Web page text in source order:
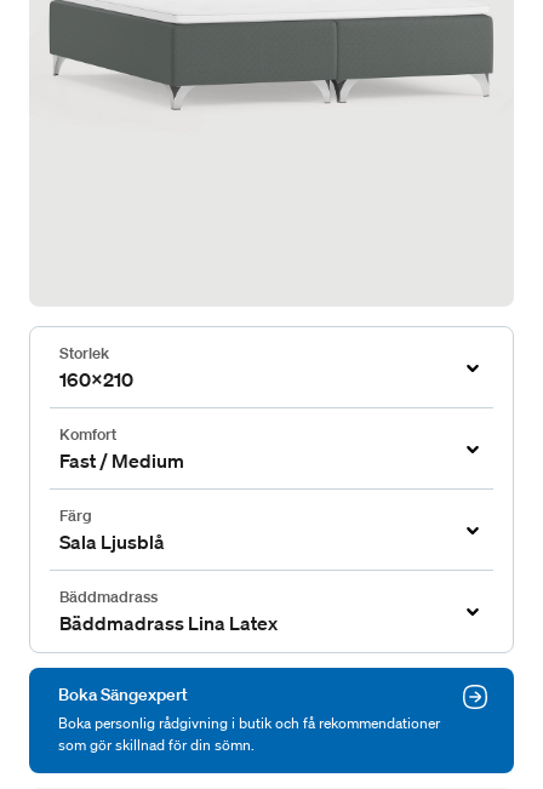
Storlek
160x210
Komfort
Fast / Medium
Färg
Sala Ljusblå
Bäddmadrass
Bäddmadrass Lina Latex
Boka Sängexpert
Boka personlig rådgivning i butik och få rekommendationer
som gör skillnad för din sömn.